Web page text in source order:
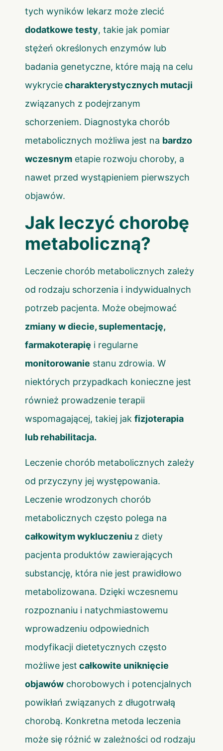
tych wyników lekarz może zlecić
dodatkowe testy, takie jak pomiar
stężeń określonych enzymów lub
badania genetyczne, które mają na celu
wykryciecharakterystycznych mutacji
związanych z podejrzanym
schorzeniem. Diagnostyka chorób
metabolicznych możliwa jest na bardzo
wczesnym etapie rozwoju choroby, a
nawet przed wystąpieniem pierwszych
objawów.
Jak leczyć chorobę
metaboliczną?
Leczenie chorób metabolicznych zależy
od rodzaju schorzenia i indywidualnych
potrzeb pacjenta. Może obejmować
zmiany w diecie, suplementację,
farmakoterapię i regularne
monitorowanie stanu zdrowia. W
niektórych przypadkach konieczne jest
również prowadzenie terapii
wspomagającej, takiej jak fizjoterapia
lub rehabilitacja.
Leczenie chorób metabolicznych zależy
od przyczyny jej występowania.
Leczenie wrodzonych chorób
metabolicznych często polega na
całkowitym wykluczeniu z diety
pacjenta produktów zawierających
substancję, która nie jest prawidłowo
metabolizowana. Dzięki wczesnemu
rozpoznaniu i natychmiastowemu
wprowadzeniu odpowiednich
modyfikacji dietetycznych często
możliwe jest całkowite uniknięcie
objawów chorobowych i potencjalnych
powikłań związanych z długotrwałą
chorobą. Konkretna metoda leczenia
może się różnić w zależności od rodzaju